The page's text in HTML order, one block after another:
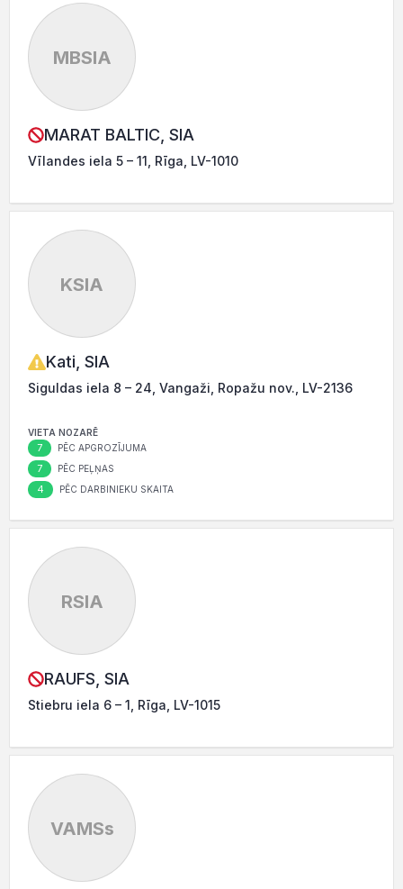
MBSIA
MARAT BALTIC, SIA
Vīlandes iela 5 – 11, Rīga, LV-1010
KSIA
Kati, SIA
Siguldas iela 8 – 24, Vangaži, Ropažu nov., LV-2136
VIETA NOZARĒ
7 PĒC APGROZĪJUMA
7 PĒC PEĻŅAS
4 PĒC DARBINIEKU SKAITA
RSIA
RAUFS, SIA
Stiebru iela 6 – 1, Rīga, LV-1015
VAMSs